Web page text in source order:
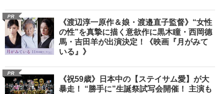
PR
《渡辺淳一原作＆娘・渡邉直子監督》“女性
の性”を真摯に描く意欲作に黒木瞳・西岡德
馬・吉田羊が出演決定！《映画『月がみて
いる』》
PR
《祝59歳》日本中の【ステイサム愛】が大
暴走！ “勝手に”生誕祭試写会開催！ 主演も